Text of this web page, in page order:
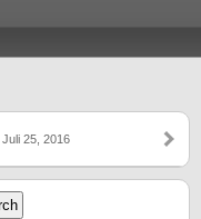
Juli 25, 2016